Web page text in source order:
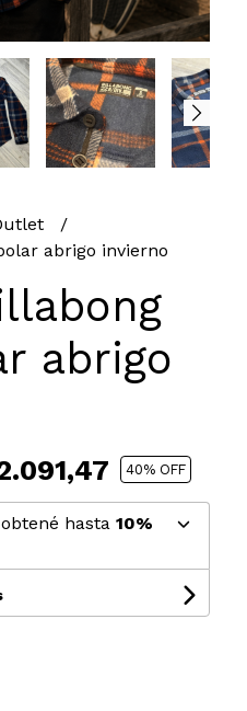
abrigo invierno
abrigo
40% OFF
hasta 10%